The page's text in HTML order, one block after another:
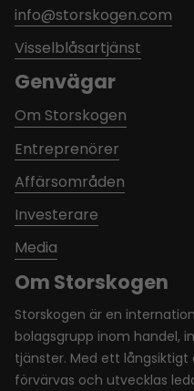
Om Storskogen
Storskogen är en
bolagsgrupp inom handel,
tjänster. Med ett långsiktigt
förvärvas och utvecklas
info@storskogen.com
Visselblåsartjänst
Genvägar
Om Storskogen
Entreprenörer
Affärsområden
Investerare
Media